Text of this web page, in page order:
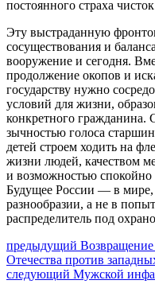
постоянного страха
Эту выстраданную
сосуществования и
вооружение и сегодня.
продолжение окопов и
государству нужно
условий для жизни,
конкретного гражданина.
зычностью голоса
детей строем ходить на
жизни людей, качеством
и возможностью спокойно
Будущее России — в мире,
разнообразии, а не в
распределитель под
Навигация
по
предыдущий Предыдущий
пост:
Возвращение
Отечества против
следующий Следующее
Мужской